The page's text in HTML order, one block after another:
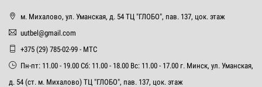
м. Михалово, ул. Уманская, д. 54 ТЦ "ГЛОБО", пав. 137, цок. этаж
uutbel@gmail.com
+375 (29) 785-02-99 - МТС
Пн-пт: 11.00 - 19.00 Сб: 11.00 - 18.00 Вс: 11.00 - 17.00 г. Минск, ул. Уманская,
д. 54 (ст. м. Михалово) ТЦ "ГЛОБО", пав. 137, цок. этаж